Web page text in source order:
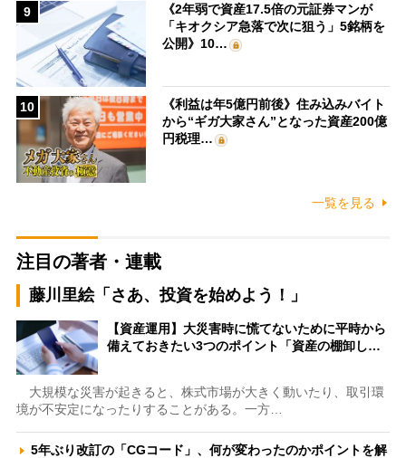
9
《2年弱で資産17.5倍の元証券マンが
「キオクシア急落で次に狙う」5銘柄を
公開》10…
10
《利益は年5億円前後》住み込みバイト
から“ギガ大家さん”となった資産200億
円税理…
一覧を見る
注目の著者・連載
藤川里絵「さあ、投資を始めよう！」
【資産運用】大災害時に慌てないために平時から
備えておきたい3つのポイント「資産の棚卸し…
大規模な災害が起きると、株式市場が大きく動いたり、取引環
境が不安定になったりすることがある。一方…
5年ぶり改訂の「CGコード」、何が変わったのかポイントを解